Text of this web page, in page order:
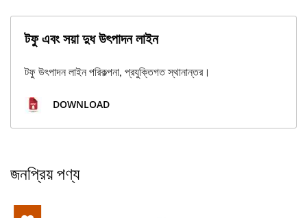
টফু এবং সয়া দুধ উৎপাদন লাইন
টফু উৎপাদন লাইন পরিকল্পনা, প্রযুক্তিগত স্থানান্তর।
DOWNLOAD
জনপ্রিয় পণ্য